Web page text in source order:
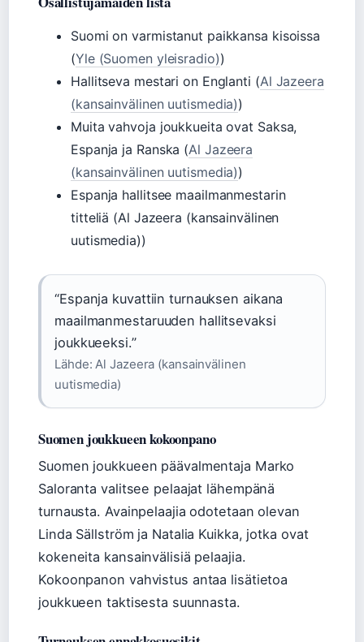
Suomi on varmistanut paikkansa kisoissa
(Yle (Suomen yleisradio))
Hallitseva mestari on Englanti (Al Jazeera
(kansainvälinen uutismedia))
Muita vahvoja joukkueita ovat Saksa,
Espanja ja Ranska (Al Jazeera
(kansainvälinen uutismedia))
Espanja hallitsee maailmanmestarin
titteliä (Al Jazeera (kansainvälinen
uutismedia))
“Espanja kuvattiin turnauksen aikana
maailmanmestaruuden hallitsevaksi
joukkueeksi.”
Lähde: Al Jazeera (kansainvälinen
uutismedia)
Suomen joukkueen kokoonpano
Suomen joukkueen päävalmentaja Marko
Saloranta valitsee pelaajat lähempänä
turnausta. Avainpelaajia odotetaan olevan
Linda Sällström ja Natalia Kuikka, jotka ovat
kokeneita kansainvälisiä pelaajia.
Kokoonpanon vahvistus antaa lisätietoa
joukkueen taktisesta suunnasta.